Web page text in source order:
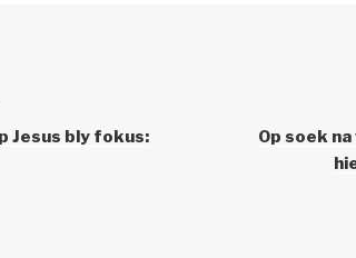
Jesus bly fokus:
Op soek